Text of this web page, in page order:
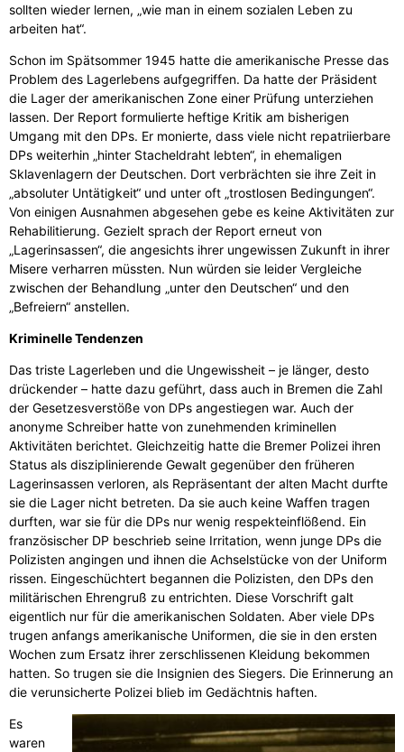
sollten wieder lernen, „wie man in einem sozialen Leben zu
arbeiten hat“.
Schon im Spätsommer 1945 hatte die amerikanische Presse das
Problem des Lagerlebens aufgegriffen. Da hatte der Präsident
die Lager der amerikanischen Zone einer Prüfung unterziehen
lassen. Der Report formulierte heftige Kritik am bisherigen
Umgang mit den DPs. Er monierte, dass viele nicht repatriierbare
DPs weiterhin „hinter Stacheldraht lebten“, in ehemaligen
Sklavenlagern der Deutschen. Dort verbrächten sie ihre Zeit in
„absoluter Untätigkeit“ und unter oft „trostlosen Bedingungen“.
Von einigen Ausnahmen abgesehen gebe es keine Aktivitäten zur
Rehabilitierung. Gezielt sprach der Report erneut von
„Lagerinsassen“, die angesichts ihrer ungewissen Zukunft in ihrer
Misere verharren müssten. Nun würden sie leider Vergleiche
zwischen der Behandlung „unter den Deutschen“ und den
„Befreiern“ anstellen.
Kriminelle Tendenzen
Das triste Lagerleben und die Ungewissheit – je länger, desto
drückender – hatte dazu geführt, dass auch in Bremen die Zahl
der Gesetzesverstöße von DPs angestiegen war. Auch der
anonyme Schreiber hatte von zunehmenden kriminellen
Aktivitäten berichtet. Gleichzeitig hatte die Bremer Polizei ihren
Status als disziplinierende Gewalt gegenüber den früheren
Lagerinsassen verloren, als Repräsentant der alten Macht durfte
sie die Lager nicht betreten. Da sie auch keine Waffen tragen
durften, war sie für die DPs nur wenig respekteinflößend. Ein
französischer DP beschrieb seine Irritation, wenn junge DPs die
Polizisten angingen und ihnen die Achselstücke von der Uniform
rissen. Eingeschüchtert begannen die Polizisten, den DPs den
militärischen Ehrengruß zu entrichten. Diese Vorschrift galt
eigentlich nur für die amerikanischen Soldaten. Aber viele DPs
trugen anfangs amerikanische Uniformen, die sie in den ersten
Wochen zum Ersatz ihrer zerschlissenen Kleidung bekommen
hatten. So trugen sie die Insignien des Siegers. Die Erinnerung an
die verunsicherte Polizei blieb im Gedächtnis haften.
Es
waren